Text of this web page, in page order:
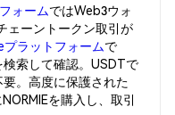
ォームではWeb3ウォ
ェーントークン取引が
ラットフォームで
検索して確認。USDTで
。高度に保護された
を購入し、取引